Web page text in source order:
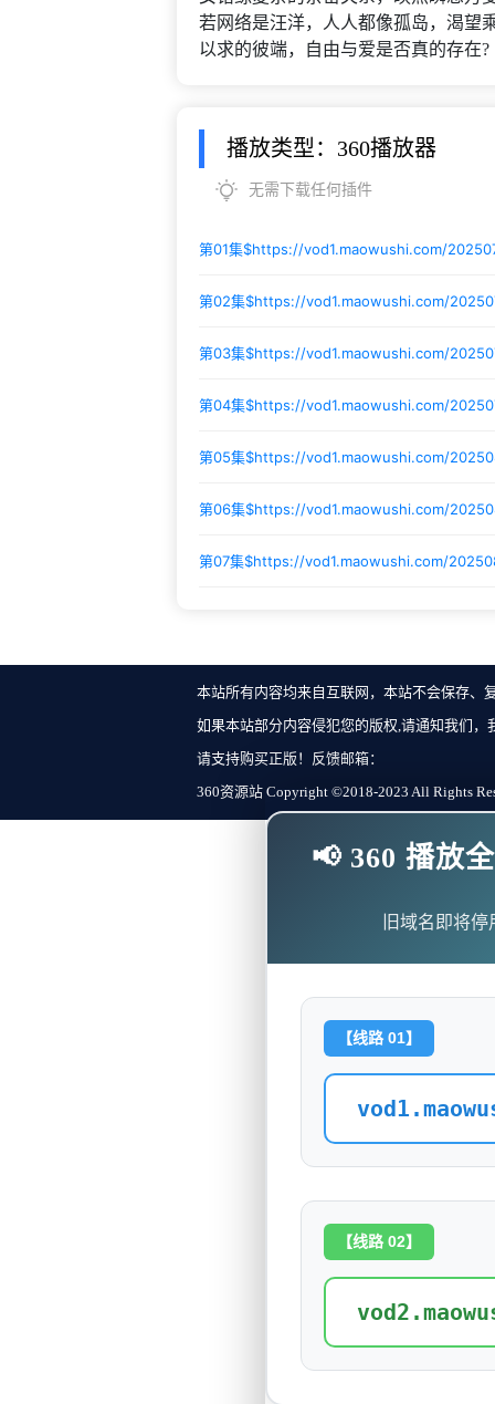
若网络是汪洋，人人都像孤岛，渴望
以求的彼端，自由与爱是否真的存在?
播放类型：360播放器
无需下载任何插件
第01集$https://vod1.maowushi.com/
第02集$https://vod1.maowushi.com/
第03集$https://vod1.maowushi.com/
第04集$https://vod1.maowushi.com/
第05集$https://vod1.maowushi.com/
第06集$https://vod1.maowushi.com/
第07集$https://vod1.maowushi.com/
本站所有内容均来自互联网，本站不会保存、
如果本站部分内容侵犯您的版权,请通知我们
请支持购买正版！反馈邮箱：
360资源站 Copyright ©2018-2023 All Rights
📢 360 播放
旧域名即将
【线路 01】
【线路 02】